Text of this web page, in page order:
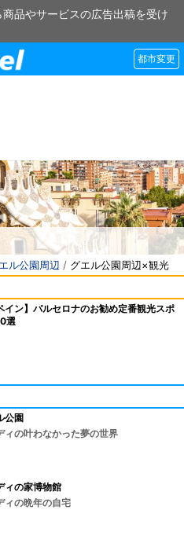
品やサービスの広告出稿を受け
都市変更
ル公園周辺 / グエル公園周辺×観光
イン】バルセロナのお勧め定番観光スポ
選
公園
ィの叶わなかった夢の世界
ィの家博物館
ィの晩年の自宅